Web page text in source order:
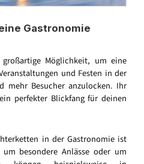
Gastronomie
Möglichkeit, um eine
und Festen in der
mehr Besucher anzulocken. Ihr
perfekter Blickfang für deinen
in der Gastronomie ist
besondere Anlässe oder um